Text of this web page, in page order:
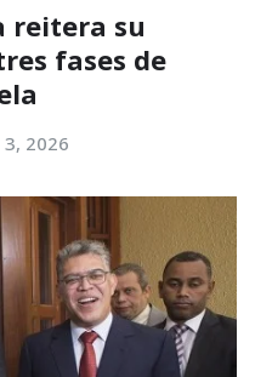
reitera su
fases de
3, 2026